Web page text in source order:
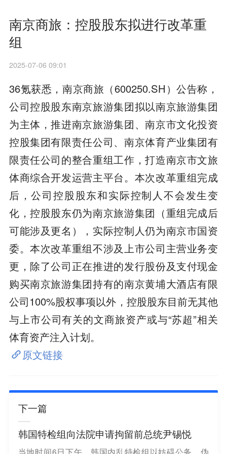
南京商旅：控股股东拟进行改革重
组
2025-07-06 09:01
36氪获悉，南京商旅（600250.SH）公告称，
公司控股股东南京旅游集团拟以南京旅游集团
为主体，推进南京旅游集团、南京市文化投资
控股集团有限责任公司、南京体育产业集团有
限责任公司的整合重组工作，打造南京市文旅
体商综合开发运营主平台。本次改革重组完成
后，公司控股股东和实际控制人不会发生变
化，控股股东仍为南京旅游集团（重组完成后
可能涉及更名），实际控制人仍为南京市国资
委。本次改革重组不涉及上市公司主营业务变
更，除了公司正在推进的发行股份及支付现金
购买南京旅游集团持有的南京黄埔大酒店有限
公司100%股权事项以外，控股股东目前无其他
与上市公司有关的文商旅资产或与“苏超”相关
体育资产注入计划。
原文链接
下一篇
韩国特检组向法院申请拘留前总统尹锡悦
当地时间6日下午，韩国内乱特检组以妨碍公务、伪